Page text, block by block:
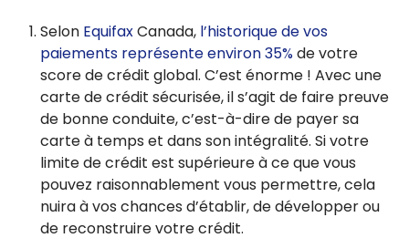
Selon EquifaxCanada, l’historique de vos
paiements représente environ 35%de votre
score de crédit global. C’est énorme ! Avec une
carte de crédit sécurisée, il s’agit de faire preuve
de bonne conduite, c’est-à-dire de payer sa
carte à temps et dans son intégralité. Si votre
limite de crédit est supérieure à ce que vous
pouvez raisonnablement vous permettre, cela
nuira à vos chances d’établir, de développer ou
de reconstruire votre crédit.